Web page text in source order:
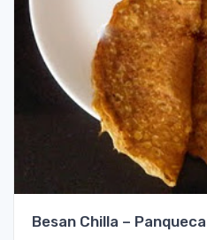
Besan Chilla –